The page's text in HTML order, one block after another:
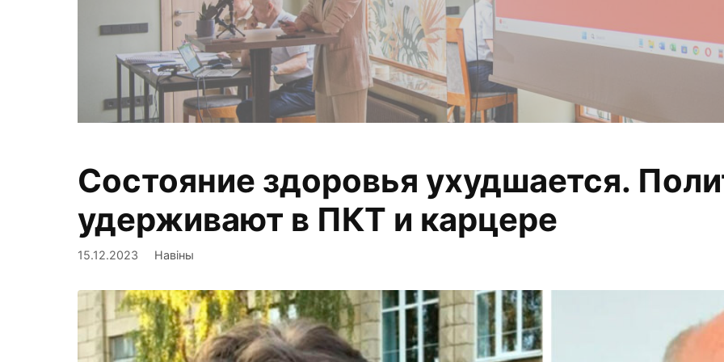
Фиксируем, анализируем,
Состояние здоровья ухудшается.
удерживают в ПКТ и карцере
15.12.2023 Навіны